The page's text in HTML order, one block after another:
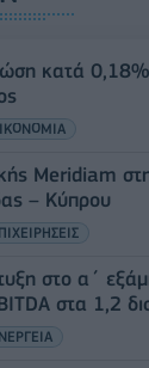
κατά
Meridiam
– Κύπρου
στο α΄
στα 1,2